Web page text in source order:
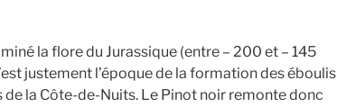
la flore du Jurassique (entre – 200 et – 145
justement l’époque de la formation des éboulis
la Côte-de-Nuits. Le Pinot noir remonte donc